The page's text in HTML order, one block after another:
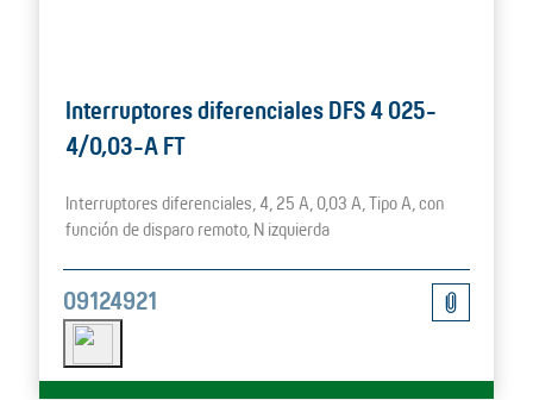
Interruptores diferenciales DFS 4 025-
4/0,03-A FT
Interruptores diferenciales, 4, 25 A, 0,03 A, Tipo A, con
función de disparo remoto, N izquierda
09124921